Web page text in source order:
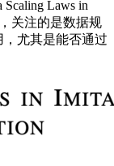
Laws in
关注的是数据规
尤其是能否通过